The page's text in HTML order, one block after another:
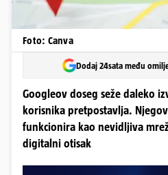
Foto: Canva
Dodaj 24sata među
Googleov doseg seže daleko
korisnika pretpostavlja.
funkcionira kao nevidljiva
digitalni otisak